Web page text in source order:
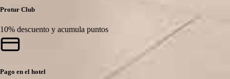
Protur Club
10% descuento y acumula puntos
Pago en el hotel